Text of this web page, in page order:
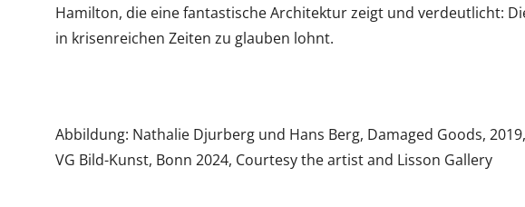
Hamilton, die eine fantastische Architektur zeigt und verdeutlicht:
in krisenreichen Zeiten zu glauben lohnt.
Abbildung: Nathalie Djurberg und Hans Berg, Damaged Goods,
VG Bild-Kunst, Bonn 2024, Courtesy the artist and Lisson Gallery